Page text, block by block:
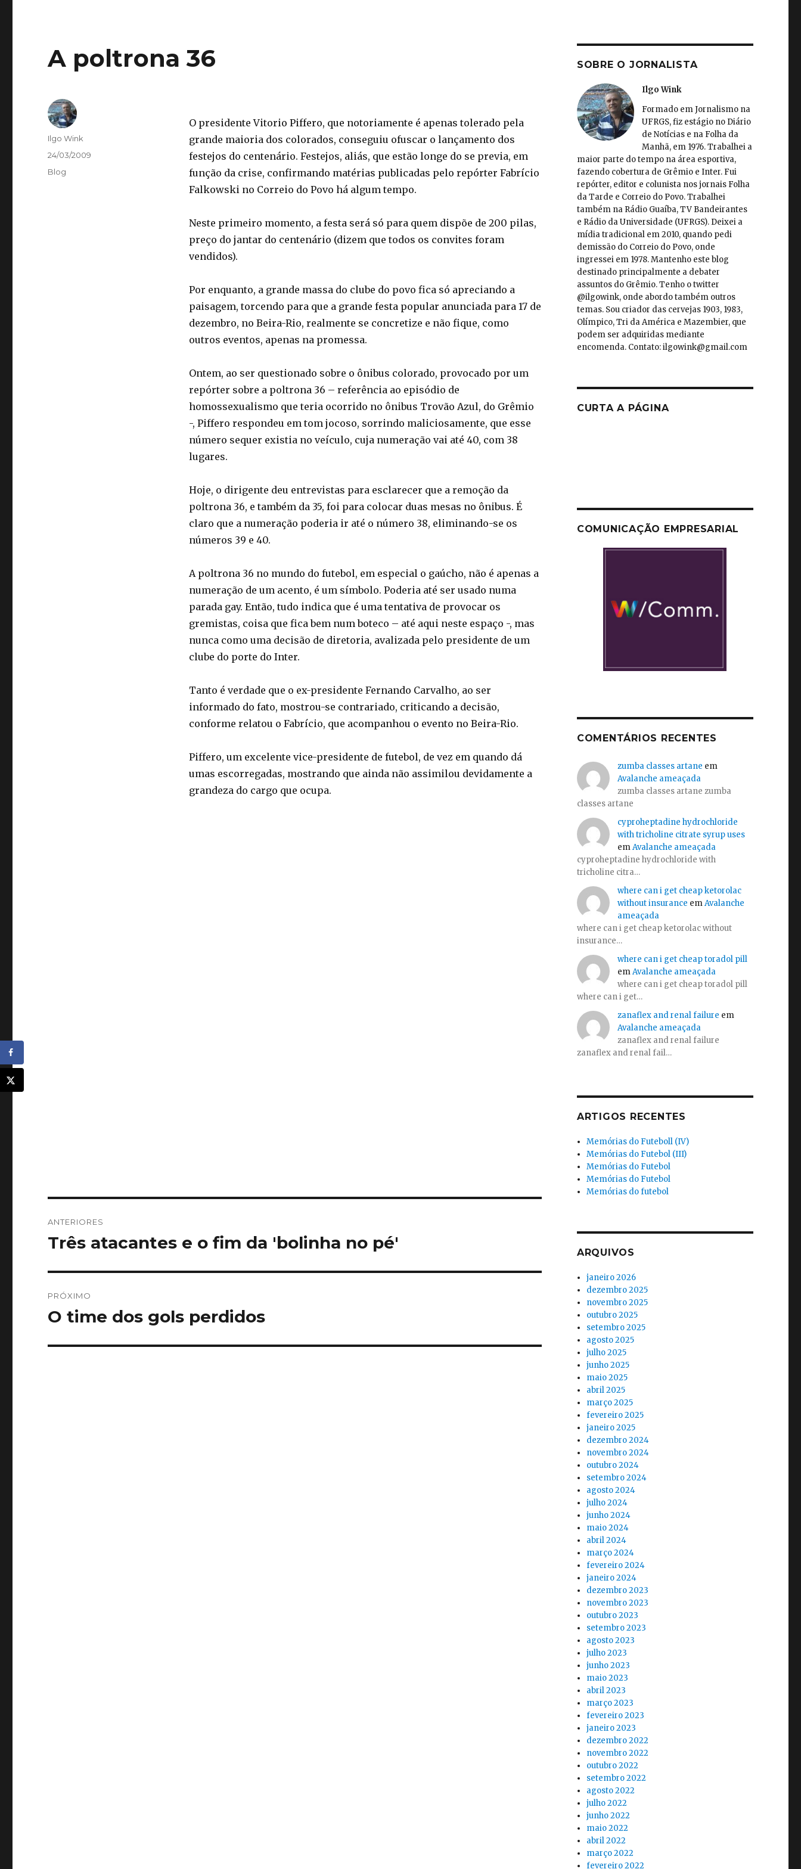
A poltrona 36
O presidente Vitorio Piffero, que notoriamente é apenas tolerado pela
grande maioria dos colorados, conseguiu ofuscar o lançamento dos
festejos do centenário. Festejos, aliás, que estão longe do se previa, em
função da crise, confirmando matérias publicadas pelo repórter Fabrício
Falkowski no Correio do Povo há algum tempo.
Neste primeiro momento, a festa será só para quem dispõe de 200 pilas,
preço do jantar do centenário (dizem que todos os convites foram
vendidos).
Por enquanto, a grande massa do clube do povo fica só apreciando a
paisagem, torcendo para que a grande festa popular anunciada para 17 de
dezembro, no Beira-Rio, realmente se concretize e não fique, como
outros eventos, apenas na promessa.
Ontem, ao ser questionado sobre o ônibus colorado, provocado por um
repórter sobre a poltrona 36 – referência ao episódio de
homossexualismo que teria ocorrido no ônibus Trovão Azul, do Grêmio
-, Piffero respondeu em tom jocoso, sorrindo maliciosamente, que esse
número sequer existia no veículo, cuja numeração vai até 40, com 38
lugares.
Hoje, o dirigente deu entrevistas para esclarecer que a remoção da
poltrona 36, e também da 35, foi para colocar duas mesas no ônibus. É
claro que a numeração poderia ir até o número 38, eliminando-se os
números 39 e 40.
A poltrona 36 no mundo do futebol, em especial o gaúcho, não é apenas a
numeração de um acento, é um símbolo. Poderia até ser usado numa
parada gay. Então, tudo indica que é uma tentativa de provocar os
gremistas, coisa que fica bem num boteco – até aqui neste espaço -, mas
nunca como uma decisão de diretoria, avalizada pelo presidente de um
clube do porte do Inter.
Tanto é verdade que o ex-presidente Fernando Carvalho, ao ser
informado do fato, mostrou-se contrariado, criticando a decisão,
conforme relatou o Fabrício, que acompanhou o evento no Beira-Rio.
Piffero, um excelente vice-presidente de futebol, de vez em quando dá
umas escorregadas, mostrando que ainda não assimilou devidamente a
grandeza do cargo que ocupa.
Autor
Ilgo Wink
Publicado
em
24/03/2009
Categorias
Blog
de
ANTERIORES
Post
Três atacantes e o fim da 'bolinha no pé'
PRÓXIMO
Próximo
O time dos gols perdidos
SOBRE O JORNALISTA
Ilgo Wink
Formado em Jornalismo na
UFRGS, fiz estágio no Diário
de Notícias e na Folha da
Manhã, em 1976. Trabalhei a
maior parte do tempo na área esportiva,
fazendo cobertura de Grêmio e Inter. Fui
repórter, editor e colunista nos jornais Folha
da Tarde e Correio do Povo. Trabalhei
também na Rádio Guaíba, TV Bandeirantes
e Rádio da Universidade (UFRGS). Deixei a
mídia tradicional em 2010, quando pedi
demissão do Correio do Povo, onde
ingressei em 1978. Mantenho este blog
destinado principalmente a debater
assuntos do Grêmio. Tenho o twitter
@ilgowink, onde abordo também outros
temas. Sou criador das cervejas 1903, 1983,
Olímpico, Tri da América e Mazembier, que
podem ser adquiridas mediante
encomenda. Contato: ilgowink@gmail.com
CURTA A PÁGINA
COMUNICAÇÃO EMPRESARIAL
COMENTÁRIOS RECENTES
zumba classes artane em
Avalanche ameaçada
zumba classes artane zumba
classes artane
cyproheptadine hydrochloride
with tricholine citrate syrup uses
emAvalanche ameaçada
cyproheptadine hydrochloride with
tricholine citra…
where can i get cheap ketorolac
without insurance emAvalanche
ameaçada
where can i get cheap ketorolac without
insurance…
where can i get cheap toradol pill
emAvalanche ameaçada
where can i get cheap toradol pill
where can i get…
zanaflex and renal failure em
Avalanche ameaçada
zanaflex and renal failure
zanaflex and renal fail…
ARTIGOS RECENTES
Memórias do Futeboll (IV)
Memórias do Futebol (III)
Memórias do Futebol
Memórias do Futebol
Memórias do futebol
ARQUIVOS
janeiro 2026
dezembro 2025
novembro 2025
outubro 2025
setembro 2025
agosto 2025
julho 2025
junho 2025
maio 2025
abril 2025
março 2025
fevereiro 2025
janeiro 2025
dezembro 2024
novembro 2024
outubro 2024
setembro 2024
agosto 2024
julho 2024
junho 2024
maio 2024
abril 2024
março 2024
fevereiro 2024
janeiro 2024
dezembro 2023
novembro 2023
outubro 2023
setembro 2023
agosto 2023
julho 2023
junho 2023
maio 2023
abril 2023
março 2023
fevereiro 2023
janeiro 2023
dezembro 2022
novembro 2022
outubro 2022
setembro 2022
agosto 2022
julho 2022
junho 2022
maio 2022
abril 2022
março 2022
fevereiro 2022